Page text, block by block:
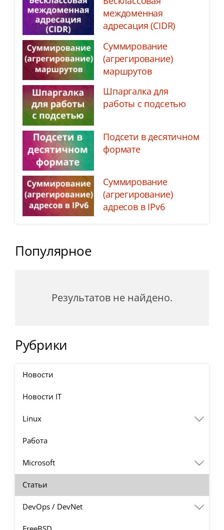
междоменная
адресация (CIDR)
Суммирование
(агрегирование)
маршрутов
Шпаргалка для
работы с подсетью
Подсети в десятичном
формате
Суммирование
(агрегирование)
адресов в IPv6
Популярное
Результатов не найдено.
Рубрики
Новости
Новости IT
Linux
Работа
Microsoft
Статьи
DevOps / DevNet